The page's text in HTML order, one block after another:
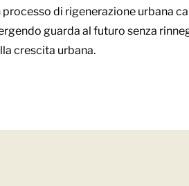
di rigenerazione urbana
guarda al futuro senza
crescita urbana.